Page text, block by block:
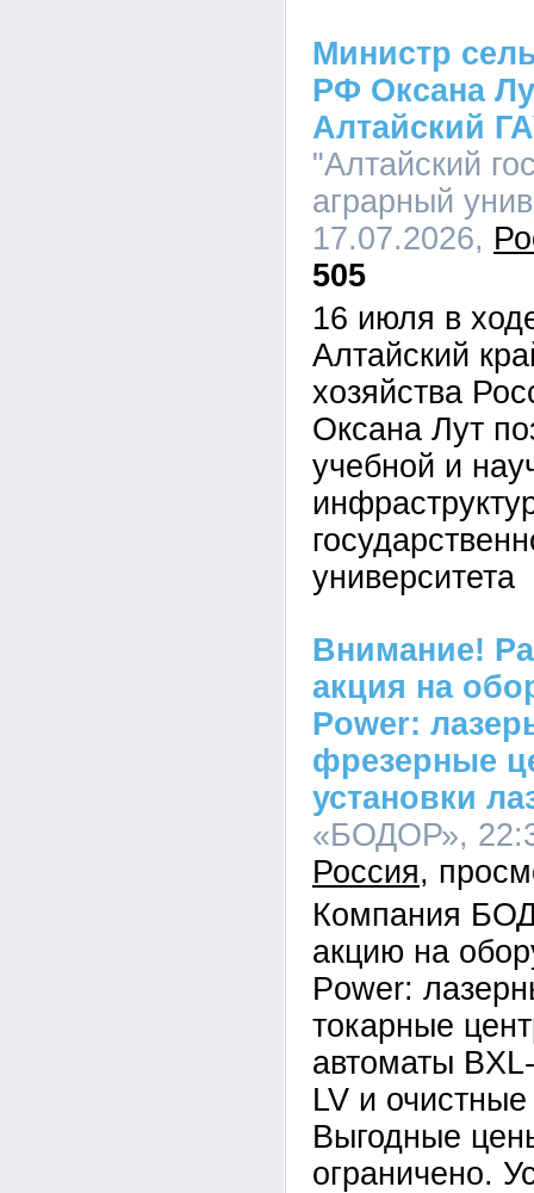
Министр
РФ Оксана
Алтайский
"Алтайский
аграрный
17.07.2026,
505
16 июля в
Алтайский
хозяйства
Оксана Лут
учебной и
университета
Внимание!
акция на
Power:
фрезерные
установки
«БОДОР»,
Россия
Компания
акцию на
Power:
токарные
автоматы
LV и
Выгодные
ограничено.